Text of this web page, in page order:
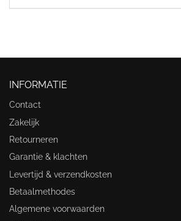
INFORMATIE
Contact
Zakelijk
Retourneren
Garantie & klachten
Levertijd & verzendkosten
Betaalmethodes
Algemene voorwaarden